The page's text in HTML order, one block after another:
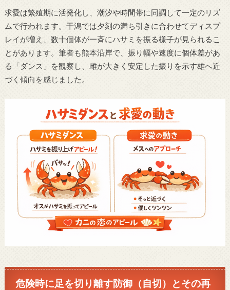
求愛は繁殖期に活発化し、潮汐や時間帯に同調して一定のリズ
ムで行われます。干潟では夕刻の満ち引きに合わせてディスプ
レイが増え、数十個体が一斉にハサミを振る様子が見られるこ
とがあります。筆者も熊本沿岸で、振り幅や速度に個体差があ
る「ダンス」を観察し、雌が大きく安定した振りを示す雄へ近
づく傾向を感じました。
危険時に足を切り離す防御（自切）とその再